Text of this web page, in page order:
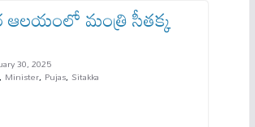
ఆలయంలో మంత్రి సీతక్క
30, 2025
, Minister, Pujas, Sitakka